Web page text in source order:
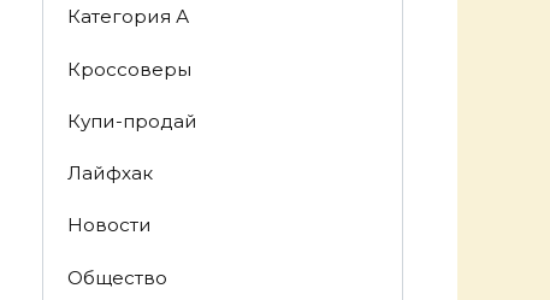
Категория А
Кроссоверы
Купи-продай
Лайфхак
Новости
Общество